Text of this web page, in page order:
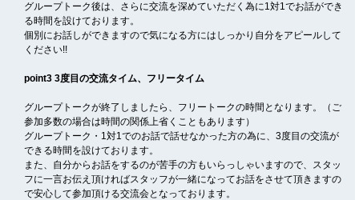
グループトーク後は、さらに交流を深めていただく為に1対1でお話ができ
る時間を設けております。
個別にお話しができますので気になる方にはしっかり自分をアピールして
ください!!
point3 3度目の交流タイム、フリータイム
グループトークが終了しましたら、フリートークの時間となります。（ご
参加多数の場合は時間の関係上省くこともあります）
グループトーク・1対1でのお話で話せなかった方の為に、3度目の交流が
できる時間を設けております。
また、自分からお話をするのが苦手の方もいらっしゃいますので、スタッ
フに一言お伝え頂ければスタッフが一緒になってお話をさせて頂きますの
で安心して参加頂ける交流会となっております。